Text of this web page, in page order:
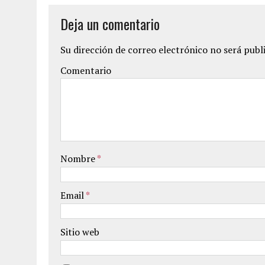
Deja un comentario
Su dirección de correo electrónico no será
Comentario
Nombre*
Email*
Sitio web